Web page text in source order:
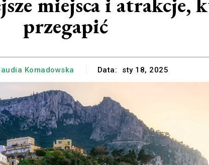
przegapić
Komadowska Data: sty 18, 2025